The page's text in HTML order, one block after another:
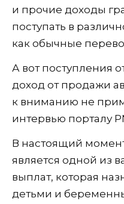
и прочие доходы
поступать в
как обычные
А вот поступления
доход от продажи
к вниманию не
интервью порталу
В настоящий
является одной из
выплат, которая
детьми и